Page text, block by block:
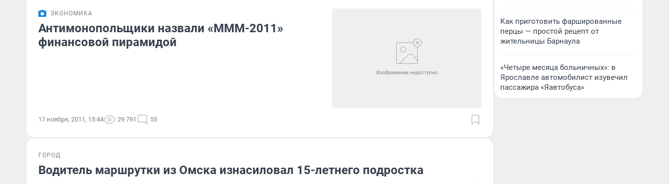
ЭКОНОМИКА
Антимонопольщики назвали «МММ-2011»
финансовой пирамидой
17 ноября, 2011, 15:44 29 791 55
ГОРОД
Водитель маршрутки из Омска изнасиловал 15-летнего подростка
Как приготовить фаршированные
перцы — простой рецепт от
жительницы Барнаула
«Четыре месяца больничных»: в
Ярославле автомобилист изувечил
пассажира «Яавтобуса»